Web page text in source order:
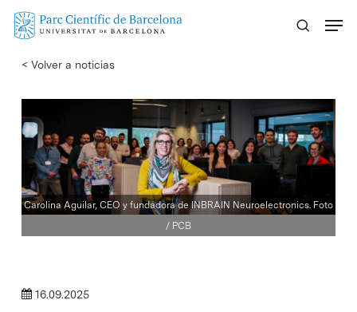
Skip
content
< Volver a noticias
Carolina Aguilar, CEO y fundadora de INBRAIN Neuroelectronics. Foto
/ PCB
16.09.2025